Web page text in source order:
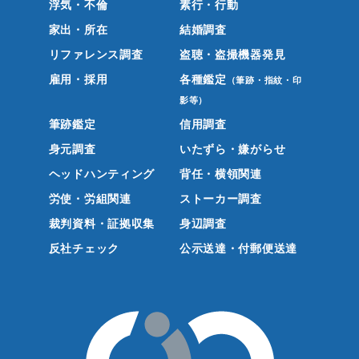
浮気・不倫
素行・行動
家出・所在
結婚調査
リファレンス調査
盗聴・盗撮機器発見
雇用・採用
各種鑑定 （筆跡・指紋・印
影等）
筆跡鑑定
信用調査
身元調査
いたずら・嫌がらせ
ヘッドハンティング
背任・横領関連
労使・労組関連
ストーカー調査
裁判資料・証拠収集
身辺調査
反社チェック
公示送達・付郵便送達